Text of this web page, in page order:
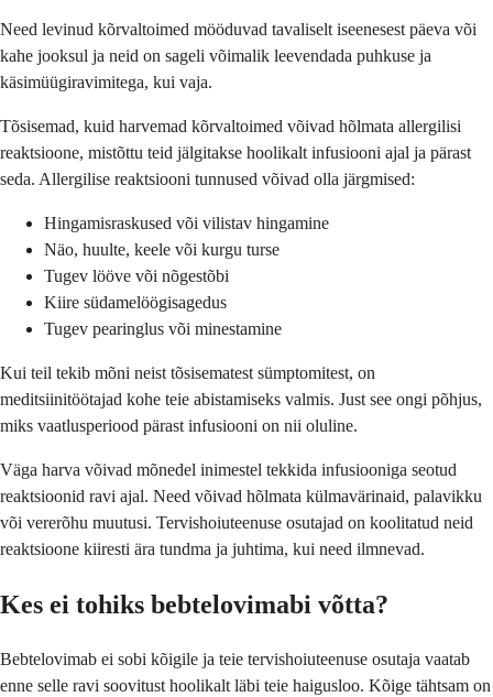
Need levinud kõrvaltoimed mööduvad tavaliselt iseenesest päeva või
kahe jooksul ja neid on sageli võimalik leevendada puhkuse ja
käsimüügiravimitega, kui vaja.
Tõsisemad, kuid harvemad kõrvaltoimed võivad hõlmata allergilisi
reaktsioone, mistõttu teid jälgitakse hoolikalt infusiooni ajal ja pärast
seda. Allergilise reaktsiooni tunnused võivad olla järgmised:
Hingamisraskused või vilistav hingamine
Näo, huulte, keele või kurgu turse
Tugev lööve või nõgestõbi
Kiire südamelöögisagedus
Tugev pearinglus või minestamine
Kui teil tekib mõni neist tõsisematest sümptomitest, on
meditsiinitöötajad kohe teie abistamiseks valmis. Just see ongi põhjus,
miks vaatlusperiood pärast infusiooni on nii oluline.
Väga harva võivad mõnedel inimestel tekkida infusiooniga seotud
reaktsioonid ravi ajal. Need võivad hõlmata külmavärinaid, palavikku
või vererõhu muutusi. Tervishoiuteenuse osutajad on koolitatud neid
reaktsioone kiiresti ära tundma ja juhtima, kui need ilmnevad.
Kes ei tohiks bebtelovimabi võtta?
Bebtelovimab ei sobi kõigile ja teie tervishoiuteenuse osutaja vaatab
enne selle ravi soovitust hoolikalt läbi teie haigusloo. Kõige tähtsam on